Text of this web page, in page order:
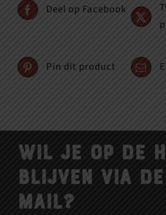
Deel op Facebook
Pin dit product
Wil je op de
blijven via
mail?